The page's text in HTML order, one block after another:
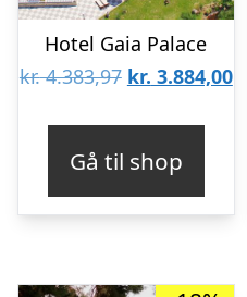
Hotel Gaia Palace
kr.4.383,97 Den
kr. 4.383,97.
kr. 3.884,00
Gå til shop